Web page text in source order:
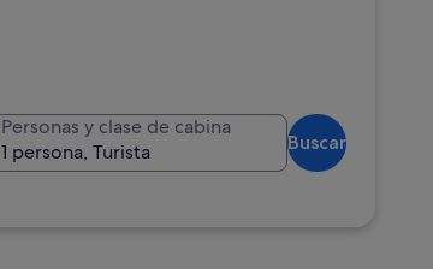
Personas y clase de cabina
1 persona, Turista
Buscar